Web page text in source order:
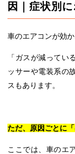
因｜症状別
車のエアコンが効
「ガスが減ってい
ッサーや電装系の
スもあります。
ただ、原因ごとに
ここでは、車のエ